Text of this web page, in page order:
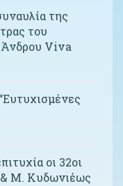
της
του
Viva
οι 32οι
& Μ. Κυδωνιέως